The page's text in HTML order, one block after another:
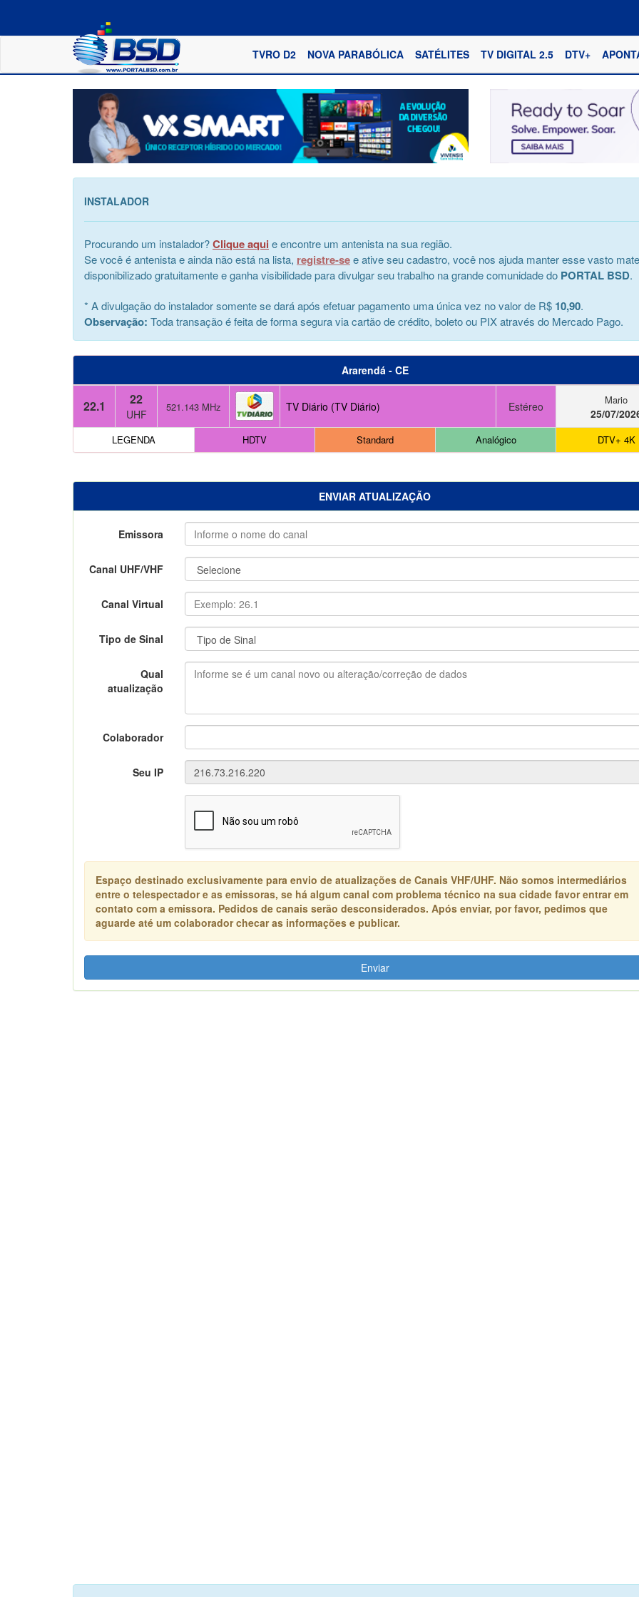
TVRO D2 NOVA PARABÓLICA SATÉLITES TV DIGITAL 2.5 DTV+
INSTALADOR
Procurando um instalador?Clique aqui e encontre um antenista na sua região.
Se você é antenista e ainda não está na lista, registre-see ative seu cadastro, você nos ajuda manter esse vasto
disponibilizado gratuitamente e ganha visibilidade para divulgar seu trabalho na grande comunidade do PORTAL BSD.
* A divulgação do instalador somente se dará após efetuar pagamento uma única vez no valor de R$ 10,90.
Observação: Toda transação é feita de forma segura via cartão de crédito, boleto ou PIX através do Mercado Pago.
Ararendá - CE
22.1 22
UHF
521.143 MHz TV Diário (TV Diário) Estéreo Mario
25/07/
LEGENDA HDTV Standard Analógico DTV+ 4K
ENVIAR ATUALIZAÇÃO
Emissora
Canal UHF/VHF
Canal Virtual
Tipo de Sinal
Qual
atualização
Colaborador
Seu IP
Espaço destinado exclusivamente para envio de atualizações de Canais VHF/UHF. Não somos intermediários
entre o telespectador e as emissoras, se há algum canal com problema técnico na sua cidade favor entrar em
contato com a emissora. Pedidos de canais serão desconsiderados. Após enviar, por favor, pedimos que
aguarde até um colaborador checar as informações e publicar.
Enviar